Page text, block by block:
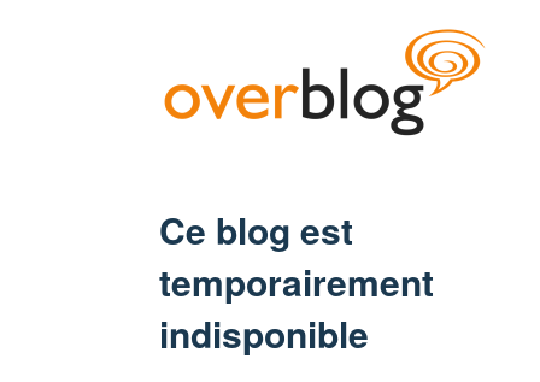
Ce blog est
temporairement
indisponible